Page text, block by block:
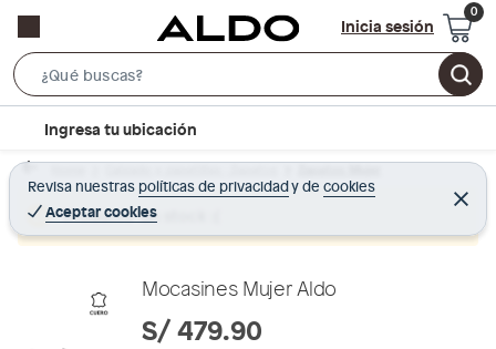
Inicia sesión
e
r
c
B
r
c
t
Ingresa tu ubicación
Revisa nuestras políticas de privacidadyde cookies
Aceptar cookies
C
e
r
Home Calzado y zapatillas - Zapatos Zapatos Mujer
Producto sin stock :(
Mocasines Mujer Aldo
S/ 479.90